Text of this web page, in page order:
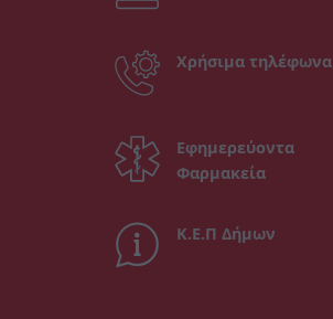
Χρήσιμα τηλέφωνα
Εφημερεύοντα
Φαρμακεία
Κ.Ε.Π Δήμων